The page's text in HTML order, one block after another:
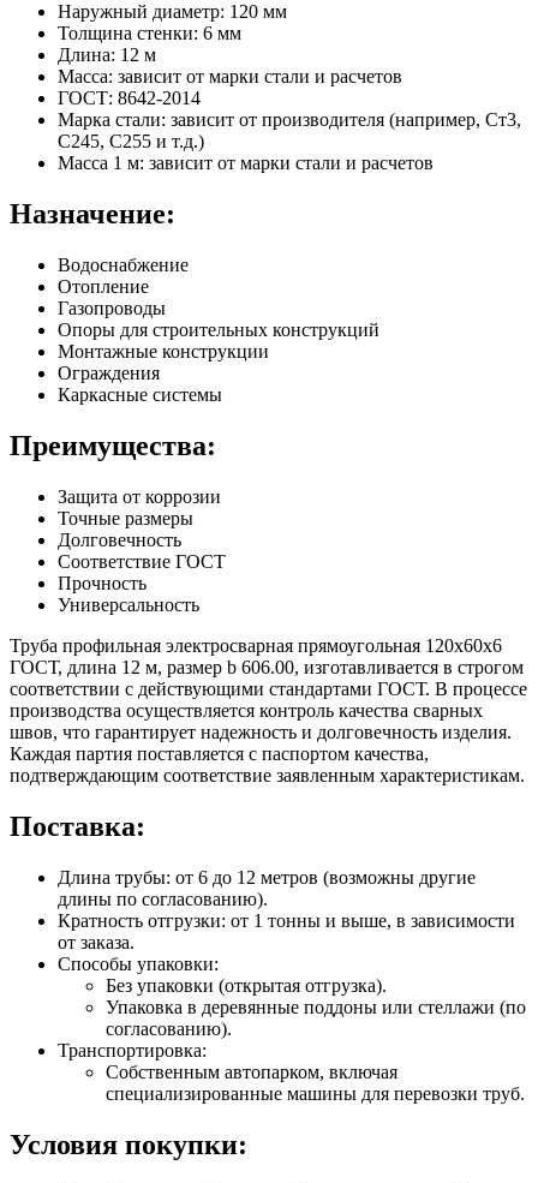
Наружный диаметр: 120 мм
Толщина стенки: 6 мм
Длина: 12 м
Масса: зависит от марки стали и расчетов
ГОСТ: 8642-2014
Марка стали: зависит от производителя (например, Ст3,
С245, С255 и т.д.)
Масса 1 м: зависит от марки стали и расчетов
Назначение:
Водоснабжение
Отопление
Газопроводы
Опоры для строительных конструкций
Монтажные конструкции
Ограждения
Каркасные системы
Преимущества:
Защита от коррозии
Точные размеры
Долговечность
Соответствие ГОСТ
Прочность
Универсальность
Труба профильная электросварная прямоугольная 120х60х6
ГОСТ, длина 12 м, размер b 606.00, изготавливается в строгом
соответствии с действующими стандартами ГОСТ. В процессе
производства осуществляется контроль качества сварных
швов, что гарантирует надежность и долговечность изделия.
Каждая партия поставляется с паспортом качества,
подтверждающим соответствие заявленным характеристикам.
Поставка:
Длина трубы: от 6 до 12 метров (возможны другие
длины по согласованию).
Кратность отгрузки: от 1 тонны и выше, в зависимости
от заказа.
Способы упаковки:
Без упаковки (открытая отгрузка).
Упаковка в деревянные поддоны или стеллажи (по
согласованию).
Транспортировка:
Собственным автопарком, включая
специализированные машины для перевозки труб.
Условия покупки: